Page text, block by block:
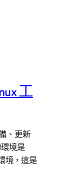
工
、更新
境是
境，這是